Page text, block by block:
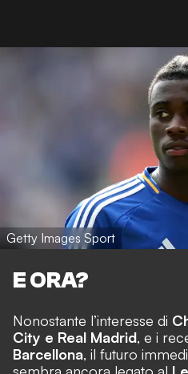
Getty Images Sport
E ORA?
Nonostante l’interesse di
City e Real Madrid, e i
Barcellona, il futuro